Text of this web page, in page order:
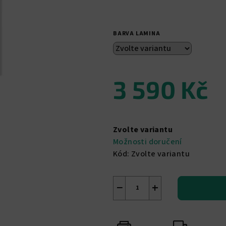
hvězdiček.
BARVA LAMINA
3 590 Kč
cena:
Zvolte variantu
Možnosti doručení
Kód: Zvolte variantu
+
−